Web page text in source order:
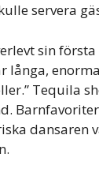
servera
sin första
långa,
Tequila
dansaren